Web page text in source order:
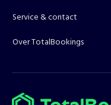
Service & contact
Over TotalBookings